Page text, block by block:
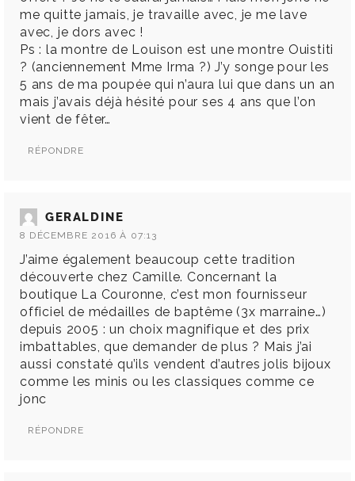
me quitte jamais, je travaille avec, je me lave
avec, je dors avec !
Ps : la montre de Louison est une montre Ouistiti
? (anciennement Mme Irma ?) J’y songe pour les
5 ans de ma poupée qui n’aura lui que dans un an
mais j’avais déjà hésité pour ses 4 ans que l’on
vient de fêter…
RÉPONDRE
GERALDINE
8 DÉCEMBRE 2016 À 07:13
J’aime également beaucoup cette tradition
découverte chez Camille. Concernant la
boutique La Couronne, c’est mon fournisseur
officiel de médailles de baptême (3x marraine…)
depuis 2005 : un choix magnifique et des prix
imbattables, que demander de plus ? Mais j’ai
aussi constaté qu’ils vendent d’autres jolis bijoux
comme les minis ou les classiques comme ce
jonc
RÉPONDRE